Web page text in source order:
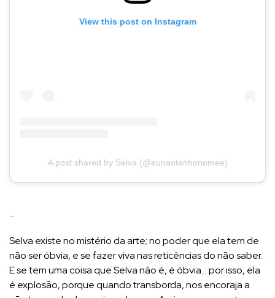
View this post on Instagram
A post shared by Selva (@eunaotenhonomee)
…
Selva existe no mistério da arte; no poder que ela tem de
não ser óbvia, e se fazer viva nas reticências do não saber.
E se tem uma coisa que Selva não é, é óbvia… por isso, ela
é explosão, porque quando transborda, nos encoraja a